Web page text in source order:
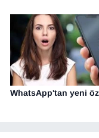
WhatsApp'tan yeni